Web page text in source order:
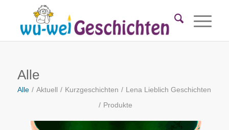
Alle
Alle / Aktuell / Kurzgeschichten / Lena Lieblich Geschichten
/ Produkte